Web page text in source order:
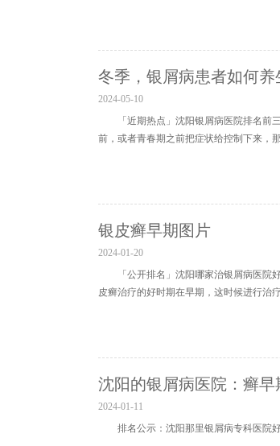
冬季，银屑病患者如何养
2024-05-10
「近期热点」沈阳银屑病医院排名
前，或者青春期之前把症状给控制下来，
银皮癣早期图片
2024-01-20
「公开排名」沈阳哪家治银屑病医
皮癣治疗的好时期在早期，这时候进行治
沈阳的银屑病医院：癣早
2024-01-11
排名公示：沈阳那里银屑病专科医院